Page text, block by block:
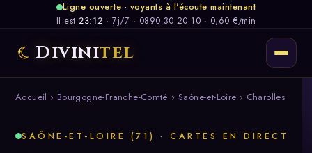
Ligne ouverte · voyants à l'écoute maintenant
Il est 23:12 · 7j/7 · 0890 30 20 10 · 0,60 €/min
Divinitel
Accueil › Bourgogne-Franche-Comté ›Saône-et-Loire › Charolles
SAÔNE-ET-LOIRE (71) · CARTES EN DIRECT